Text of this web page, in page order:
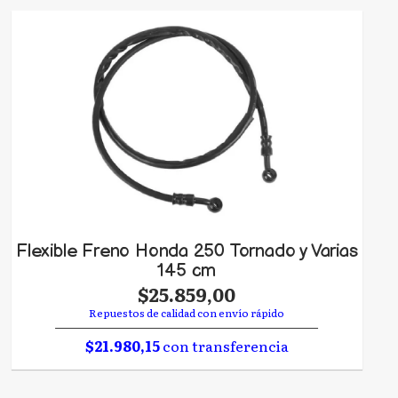
Flexible Freno Honda 250 Tornado y Varias
145 cm
$25.859,00
Repuestos de calidad con envío rápido
$21.980,15con transferencia